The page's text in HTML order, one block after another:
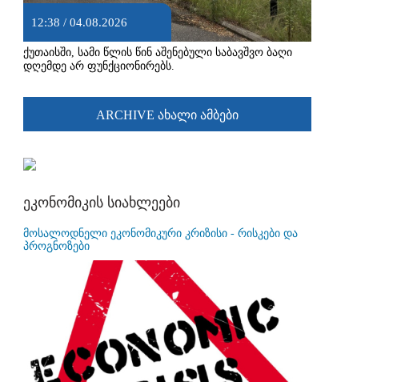
12:38 / 04.08.2026
ქუთაისში, სამი წლის წინ აშენებული საბავშვო ბაღი
დღემდე არ ფუნქციონირებს.
ARCHIVE ახალი ამბები
ეკონომიკის სიახლეები
მოსალოდნელი ეკონომიკური კრიზისი - რისკები და
პროგნოზები